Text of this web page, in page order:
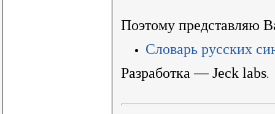
Поэтому представляю
Словарь русских
Разработка — Jeck labs